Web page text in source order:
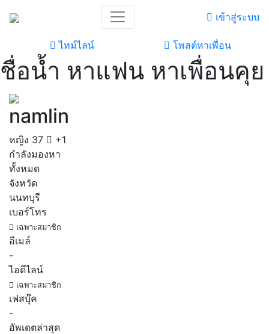
เข้าสู่ระบบ
ไทม์ไลน์ โพสต์หาเพื่อน
ชื่อน้ำ หาแฟน หาเพื่อนคุย
namlin
หญิง 37
+1
กำลังมองหา
ทั้งหมด
จังหวัด
นนทบุรี
เบอร์โทร
เฉพาะสมาชิก
อีเมล์
-
ไอดีไลน์
เฉพาะสมาชิก
เฟสบุ๊ค
-
อัพเดตล่าสุด